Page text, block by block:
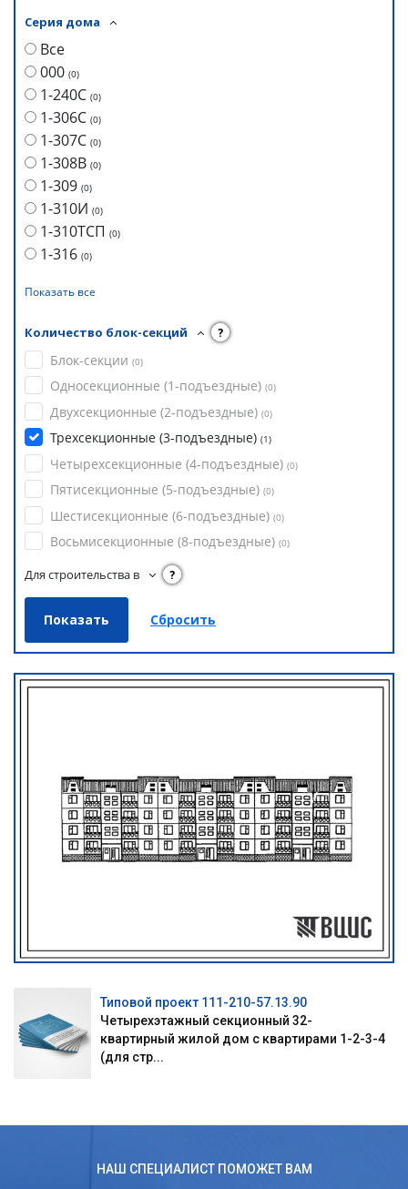
Серия дома
Все
000 (0)
1-240С (0)
1-306С (0)
1-307С (0)
1-308В (0)
1-309 (0)
1-310И (0)
1-310ТСП (0)
1-316 (0)
Показать все
Количество блок-секций ?
Блок-секции (0)
Односекционные (1-подъездные) (0)
Двухсекционные (2-подъездные) (0)
Трехсекционные (3-подъездные) (1)
Четырехсекционные (4-подъездные) (0)
Пятисекционные (5-подъездные) (0)
Шестисекционные (6-подъездные) (0)
Восьмисекционные (8-подъездные) (0)
Для строительства в ?
Типовой проект 111-210-57.13.90
Четырехэтажный секционный 32-
квартирный жилой дом с квартирами 1-2-3-4
(для стр...
НАШ СПЕЦИАЛИСТ ПОМОЖЕТ ВАМ